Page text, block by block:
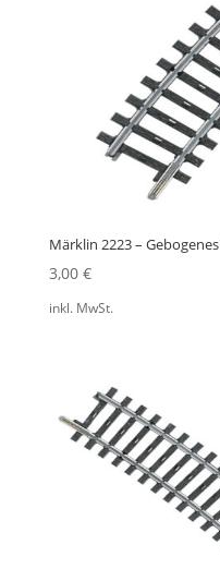
Märklin 2223 –
3,00 €
inkl. MwSt.